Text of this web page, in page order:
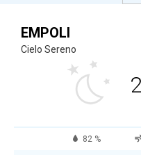
EMPOLI
Cielo Sereno
82 %